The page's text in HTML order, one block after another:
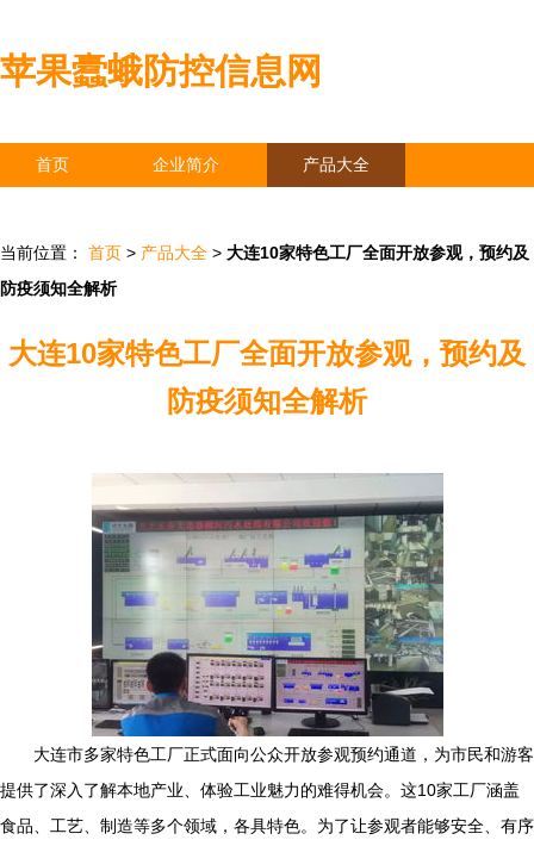
苹果蠹蛾防控信息网
首页 企业简介 产品大全
当前位置： 首页 > 产品大全 > 大连10家特色工厂全面开放参观，预约及
防疫须知全解析
大连10家特色工厂全面开放参观，预约及
防疫须知全解析
大连市多家特色工厂正式面向公众开放参观预约通道，为市民和游客
提供了深入了解本地产业、体验工业魅力的难得机会。这10家工厂涵盖
食品、工艺、制造等多个领域，各具特色。为了让参观者能够安全、有序